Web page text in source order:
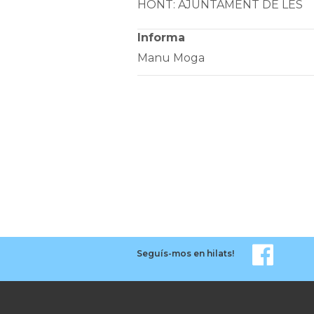
HÒNT: AJUNTAMENT DE LES
Informa
Manu Moga
Seguís-mos en hilats!